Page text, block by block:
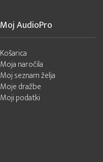
Moj AudioPro
Košarica
Moja naročila
Moj seznam želja
Moje dražbe
Moji podatki